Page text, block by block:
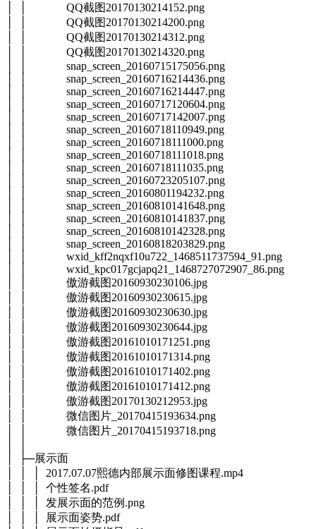
│ │ QQ截图20170130214152.png
│ │ QQ截图20170130214200.png
│ │ QQ截图20170130214312.png
│ │ QQ截图20170130214320.png
│ │ snap_screen_20160715175056.png
│ │ snap_screen_20160716214436.png
│ │ snap_screen_20160716214447.png
│ │ snap_screen_20160717120604.png
│ │ snap_screen_20160717142007.png
│ │ snap_screen_20160718110949.png
│ │ snap_screen_20160718111000.png
│ │ snap_screen_20160718111018.png
│ │ snap_screen_20160718111035.png
│ │ snap_screen_20160723205107.png
│ │ snap_screen_20160801194232.png
│ │ snap_screen_20160810141648.png
│ │ snap_screen_20160810141837.png
│ │ snap_screen_20160810142328.png
│ │ snap_screen_20160818203829.png
│ │ wxid_kff2nqxf10u722_1468511737594_91.png
│ │ wxid_kpc017gcjapq21_1468727072907_86.png
│ │ 傲游截图20160930230106.jpg
│ │ 傲游截图20160930230615.jpg
│ │ 傲游截图20160930230630.jpg
│ │ 傲游截图20160930230644.jpg
│ │ 傲游截图20161010171251.png
│ │ 傲游截图20161010171314.png
│ │ 傲游截图20161010171402.png
│ │ 傲游截图20161010171412.png
│ │ 傲游截图20170130212953.jpg
│ │ 微信图片_20170415193634.png
│ │ 微信图片_20170415193718.png
│ ├─展示面
│ │ │ 2017.07.07熙德内部展示面修图课程.mp4
│ │ │ 个性签名.pdf
│ │ │ 发展示面的范例.png
│ │ │ 展示面姿势.pdf